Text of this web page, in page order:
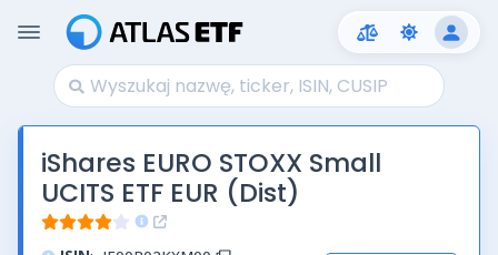
iShares EURO STOXX Small
UCITS ETF EUR (Dist)